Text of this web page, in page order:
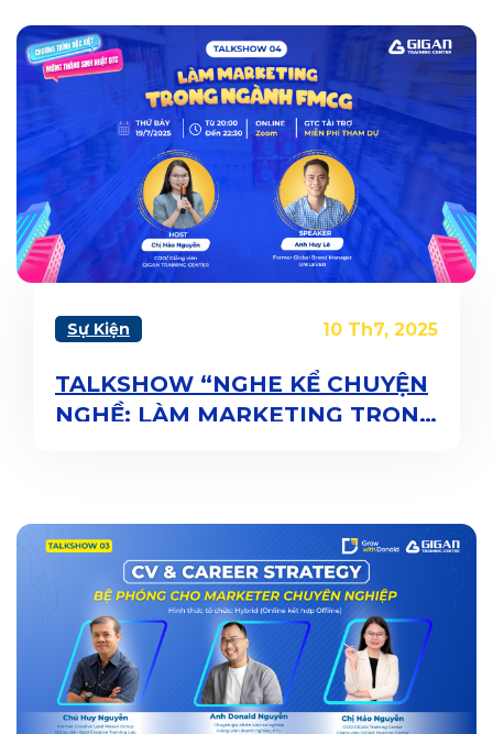
Sự Kiện 10 Th7, 2025
TALKSHOW “NGHE KỂ CHUYỆN
NGHỀ: LÀM MARKETING TRONG